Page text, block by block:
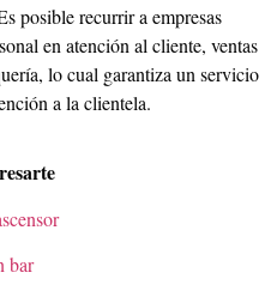
posible recurrir a empresas
en atención al cliente, ventas
lo cual garantiza un servicio
a la clientela.
bar